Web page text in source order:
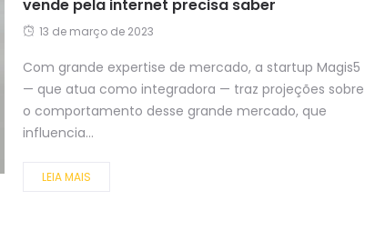
vende pela internet precisa saber
13 de março de 2023
Com grande expertise de mercado, a startup Magis5
— que atua como integradora — traz projeções sobre
o comportamento desse grande mercado, que
influencia...
LEIA MAIS